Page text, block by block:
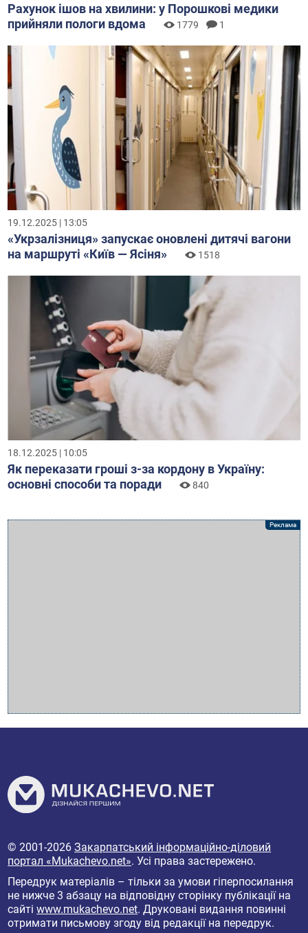
Рахунок ішов на хвилини: у Порошкові медики
прийняли пологи вдома
1779 1
19.12.2025 | 13:05
«Укрзалізниця» запускає оновлені дитячі вагони
на маршруті «Київ — Ясіня»
1518
18.12.2025 | 10:05
Як переказати гроші з-за кордону в Україну:
основні способи та поради
840
© 2001-2026Закарпатський інформаційно-діловий
портал «Mukachevo.net». Усі права застережено.
Передрук матеріалів – тільки за умови гіперпосилання
не нижче 3 абзацу на відповідну сторінку публікації на
сайтіwww.mukachevo.net. Друковані видання повинні
отримати письмову згоду від редакції на передрук.